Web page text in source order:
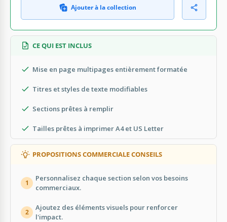
Ajouter à la collection
CE QUI EST INCLUS
Mise en page multipages entièrement formatée
Titres et styles de texte modifiables
Sections prêtes à remplir
Tailles prêtes à imprimer A4 et US Letter
PROPOSITIONS COMMERCIALE CONSEILS
1
Personnalisez chaque section selon vos besoins
commerciaux.
2
Ajoutez des éléments visuels pour renforcer
l'impact.